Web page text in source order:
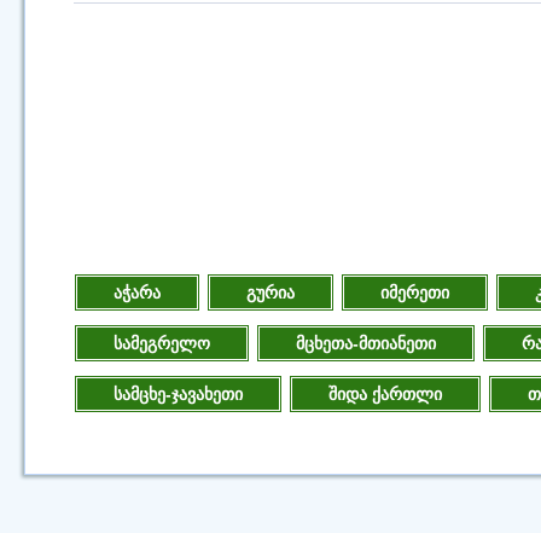
აჭარა გურია იმერეთი
სამეგრელო მცხეთა-მთიანეთი
სამცხე-ჯავახეთი შიდა ქართლი